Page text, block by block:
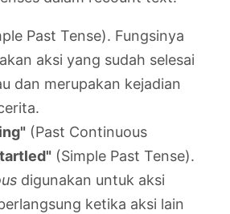
Past Tense). Fungsinya
aksi yang sudah selesai
dan merupakan kejadian
(Past Continuous
(Simple Past Tense).
digunakan untuk aksi
ketika aksi lain